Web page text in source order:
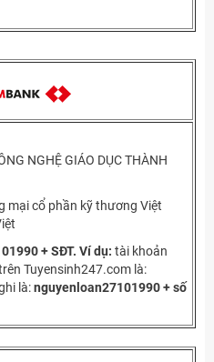
NGHỆ GIÁO DỤC THÀNH
mại cổ phần kỹ thương Việt
+ SĐT. Ví dụ: tài khoản
Tuyensinh247.com là:
là:nguyenloan27101990 + số